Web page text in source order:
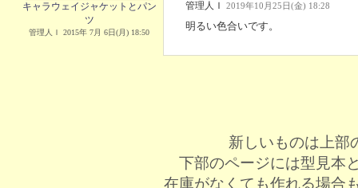
キャラウェイジャケットとパン
ツ
管理人Ｉ 2015年 7月 6日(月) 18:50
管理人Ｉ 2019年10月25日(金) 18:28
明るい色合いです。
新しいものは上部
下部のページには型見本
在庫がなくても作れる場合